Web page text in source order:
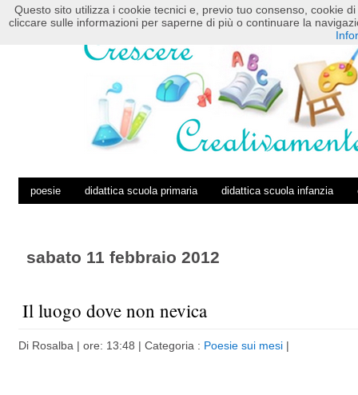
HOME POSTS RSS COMMENTS RSS
poesie didattica scuola primaria didattica scuola infanzia
sabato 11 febbraio 2012
Il luogo dove non nevica
Di Rosalba | ore: 13:48 | Categoria : Poesie sui mesi |
Questo sito utilizza i cookie tecnici e, previo tuo consenso, cookie
cliccare sulle informazioni per saperne di più o continuare la